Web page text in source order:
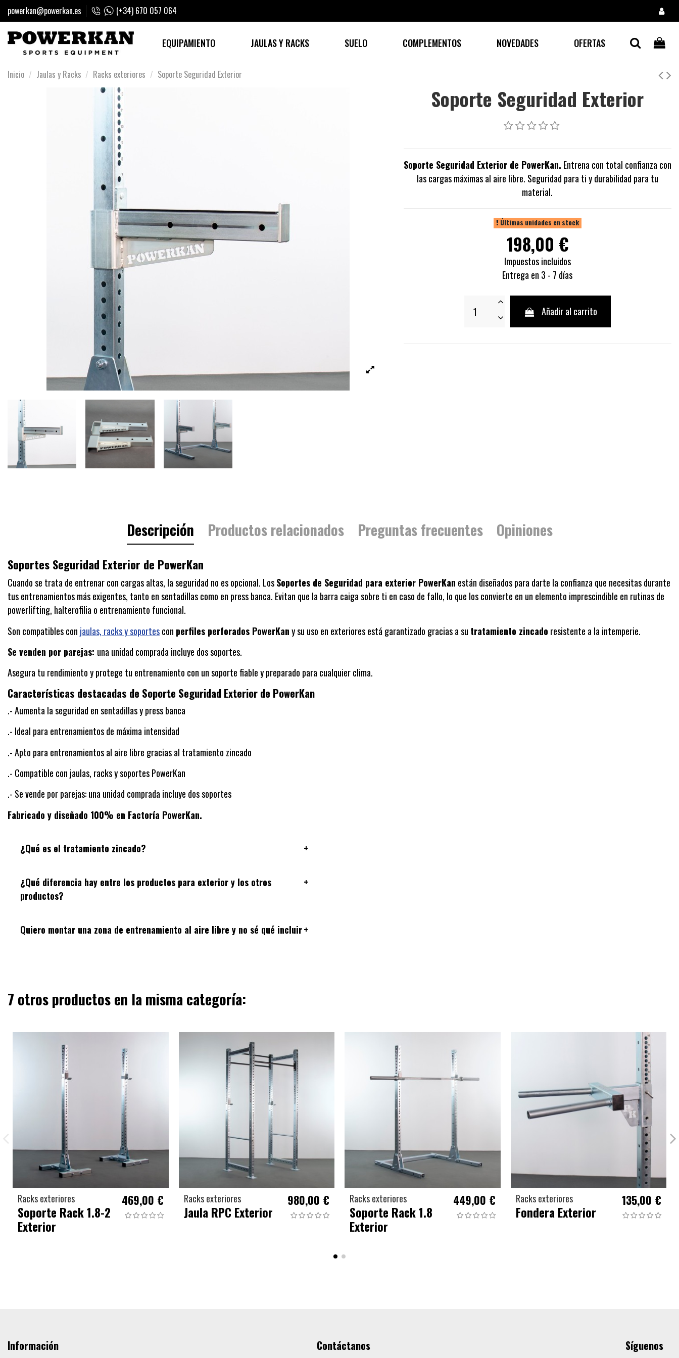
powerkan@powerkan.es (+34) 670 057 064
EQUIPAMIENTO JAULAS Y RACKS SUELO COMPLEMENTOS NOVEDADES OFERTAS
Inicio Jaulas y Racks Racks exteriores Soporte Seguridad Exterior
Soporte Seguridad Exterior
Soporte Seguridad Exterior de PowerKan. Entrena con total confianza con
las cargas máximas al aire libre. Seguridad para ti y durabilidad para tu
material.
Últimas unidades en stock
198,00 €
Impuestos incluidos
Entrega en 3 - 7 días
Añadir al carrito
Descripción Productos relacionados Preguntas frecuentes Opiniones
Soportes Seguridad Exterior de PowerKan
Cuando se trata de entrenar con cargas altas, la seguridad no es opcional. LosSoportes de Seguridad para exterior PowerKan están diseñados para darte la confianza que necesitas durante
tus entrenamientos más exigentes, tanto en sentadillas como en press banca. Evitan que la barra caiga sobre ti en caso de fallo, lo que los convierte en un elemento imprescindible en rutinas de
powerlifting, halterofilia o entrenamiento funcional.
Son compatibles con jaulas, racks y soportescon perfiles perforados PowerKany su uso en exteriores está garantizado gracias a su tratamiento zincado resistente a la intemperie.
Se venden por parejas: una unidad comprada incluye dos soportes.
Asegura tu rendimiento y protege tu entrenamiento con un soporte fiable y preparado para cualquier clima.
Características destacadas de Soporte Seguridad Exterior de PowerKan
.- Aumenta la seguridad en sentadillas y press banca
.- Ideal para entrenamientos de máxima intensidad
.- Apto para entrenamientos al aire libre gracias al tratamiento zincado
.- Compatible con jaulas, racks y soportes PowerKan
.- Se vende por parejas: una unidad comprada incluye dos soportes
Fabricado y diseñado 100% en Factoría PowerKan.
¿Qué es el tratamiento zincado? +
¿Qué diferencia hay entre los productos para exterior y los otros
productos?
+
Quiero montar una zona de entrenamiento al aire libre y no sé qué incluir+
7 otros productos en la misma categoría:
Racks exteriores
Soporte Rack 1.8-2
Exterior
469,00 € Racks exteriores
Jaula RPC Exterior
980,00 € Racks exteriores
Soporte Rack 1.8
Exterior
449,00 € Racks exteriores
Fondera Exterior
135,00 €
Información Contáctanos Síguenos